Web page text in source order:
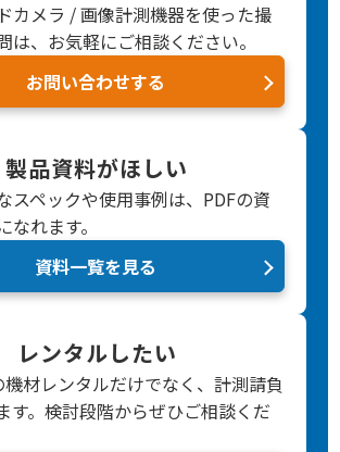
カメラ / 画像計測機器を使った撮
は、お気軽にご相談ください。
お問い合わせする
製品資料がほしい
スペックや使用事例は、PDFの資
れます。
資料一覧を見る
レンタルしたい
材レンタルだけでなく、計測請負
す。検討段階からぜひご相談くだ